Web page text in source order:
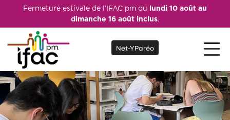
Fermeture estivale de l’IFAC pm du lundi 10 août au
dimanche 16 août inclus.
Net-YParéo